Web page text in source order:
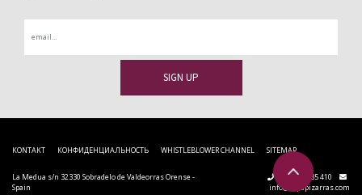
KONTAKT КОНФИДЕНЦИАЛЬНОСТЬ WHISTLEBLOWER CHANNEL SITEMAP
La Medua s/n 32330 Sobradelo de Valdeorras Orense -
Spain
+34 988 335 410
info@cupapizarras.com